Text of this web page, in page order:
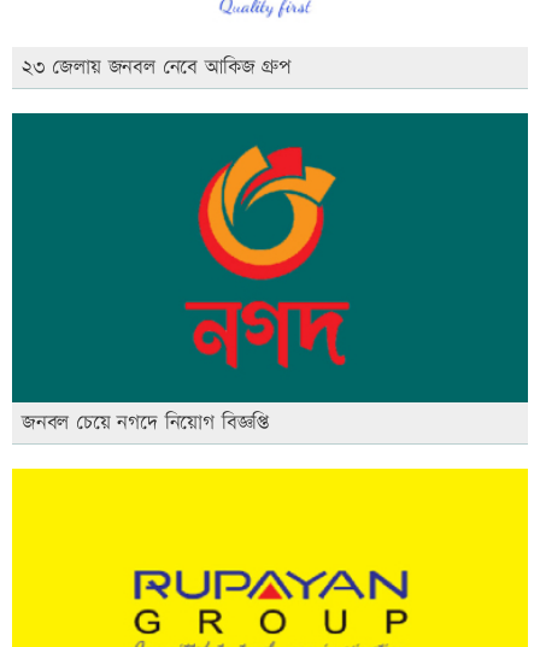
২৩ জেলায় জনবল নেবে আকিজ গ্রুপ
জনবল চেয়ে নগদে নিয়োগ বিজ্ঞপ্তি